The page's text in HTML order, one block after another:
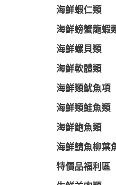
海鮮蝦仁類
海鮮螃蟹龍蝦
海鮮螺貝類
海鮮軟體類
海鮮類魷魚項
海鮮類鮭魚類
海鮮鮑魚類
海鮮鯖魚柳葉
特價品福利區